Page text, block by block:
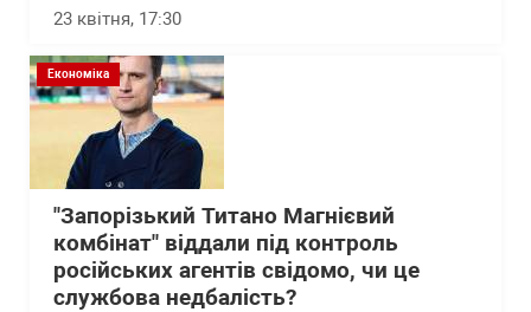
23 квітня, 17:30
Економіка
"Запорізький Титано Магнієвий
комбінат" віддали під контроль
російських агентів свідомо, чи це
службова недбалість?